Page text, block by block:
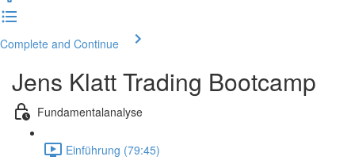
Complete and Continue
Jens Klatt Trading Bootcamp
Fundamentalanalyse
Einführung (79:45)